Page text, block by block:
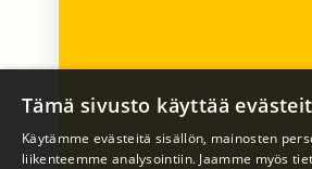
Tämä sivusto käyttää
Käytämme evästeitä sisällön, mainosten
liikenteemme analysointiin. Jaamme myös